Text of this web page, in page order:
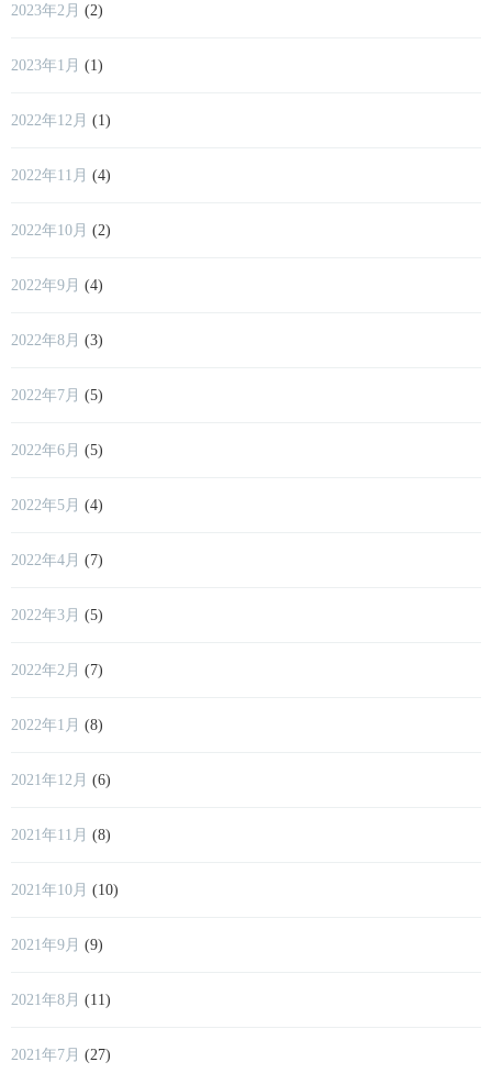
2023年2月 (2)
2023年1月 (1)
2022年12月 (1)
2022年11月 (4)
2022年10月 (2)
2022年9月 (4)
2022年8月 (3)
2022年7月 (5)
2022年6月 (5)
2022年5月 (4)
2022年4月 (7)
2022年3月 (5)
2022年2月 (7)
2022年1月 (8)
2021年12月 (6)
2021年11月 (8)
2021年10月 (10)
2021年9月 (9)
2021年8月 (11)
2021年7月 (27)